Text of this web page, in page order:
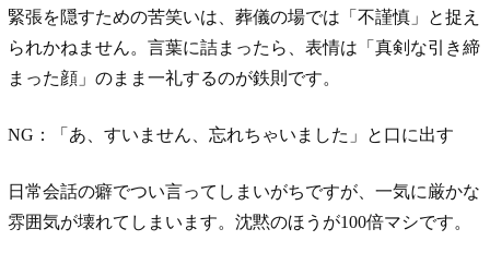
緊張を隠すための苦笑いは、葬儀の場では「不謹慎」と捉え
られかねません。言葉に詰まったら、表情は「真剣な引き締
まった顔」のまま一礼するのが鉄則です。
NG：「あ、すいません、忘れちゃいました」と口に出す
日常会話の癖でつい言ってしまいがちですが、一気に厳かな
雰囲気が壊れてしまいます。沈黙のほうが100倍マシです。